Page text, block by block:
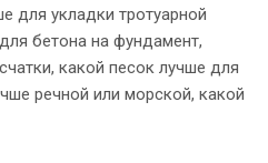
для укладки тротуарной
бетона на фундамент,
какой песок лучше для
речной или морской, какой